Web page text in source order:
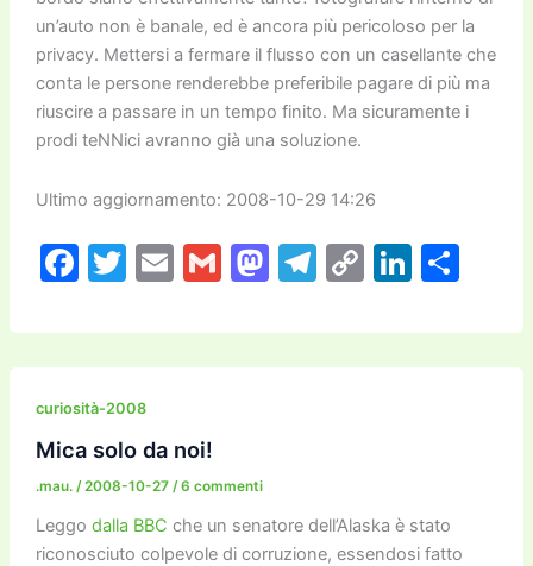
un’auto non è banale, ed è ancora più pericoloso per la
privacy. Mettersi a fermare il flusso con un casellante che
conta le persone renderebbe preferibile pagare di più ma
riuscire a passare in un tempo finito. Ma sicuramente i
prodi teNNici avranno già una soluzione.
Ultimo aggiornamento: 2008-10-29 14:26
F
c
e
b
o
o
k
T
itt
er
E
ai
l
G
ai
l
M
st
o
T
e
gr
C
p
y
Li
k
e
C
n
di
curiosità-2008
Mica solo da noi!
.mau. /2008-10-27 /6 commenti
Leggo dalla BBC che un senatore dell’Alaska è stato
riconosciuto colpevole di corruzione, essendosi fatto